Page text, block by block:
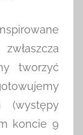
tworzyć
(występy
koncie 9